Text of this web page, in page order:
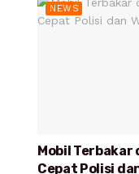
NEWS
Mobil Terbakar
Cepat Polisi